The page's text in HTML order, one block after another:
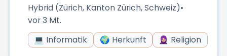
Hybrid (Zürich, Kanton Zürich, Schweiz)•
vor 3 Mt.
💻 Informatik
🌍 Herkunft 🧕🏼 Religion